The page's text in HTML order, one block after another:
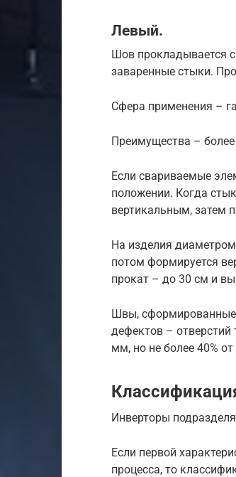
Левый.
Шов прокладывается
заваренные стыки.
Сфера применения –
Преимущества –
Если свариваемые
положении. Когда
вертикальным, затем
На изделия
потом формируется
прокат – до 30 см и
Швы, сформированные
дефектов –
мм, но не более 40%
Инверторы
Если первой
процесса, то